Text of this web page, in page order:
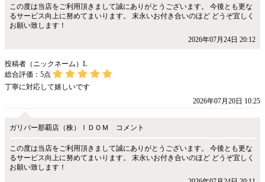
この度は当店をご利用頂きまして誠にありがとうございます。 今後とも更な
るサービス向上に努めてまいります。 末永いお付き合いのほど どうぞ宜しく
お願い致します！
2026年07月24日 20:12
投稿者（ニックネーム）L
総合評価： 5点
丁寧に対応して嬉しいです
2026年07月20日 10:25
ガリバー那覇店（株）ＩＤＯＭ コメント
この度は当店をご利用頂きまして誠にありがとうございます。 今後とも更な
るサービス向上に努めてまいります。 末永いお付き合いのほど どうぞ宜しく
お願い致します！